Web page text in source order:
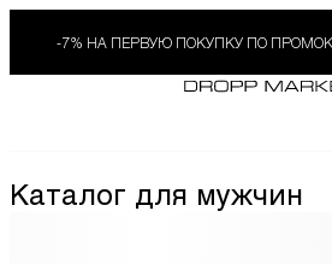
-7% НА ПЕРВУЮ ПОКУПКУ ПО
Каталог для мужчин